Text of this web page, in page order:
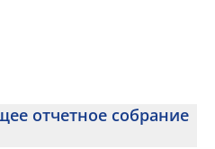
отчетное собрание